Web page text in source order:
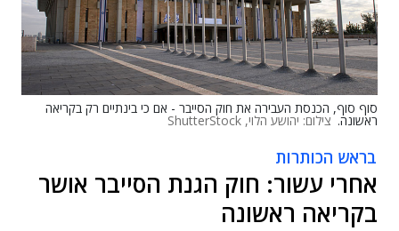
סוף סוף, הכנסת העבירה את חוק הסייבר - אם כי בינתיים רק בקריאה
ראשונה. צילום: יהושע הלוי, ShutterStock
בראש הכותרות
אחרי עשור: חוק הגנת הסייבר אושר
בקריאה ראשונה